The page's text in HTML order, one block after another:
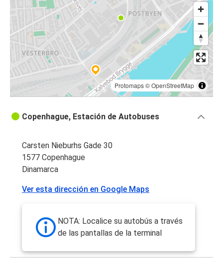
Protomaps©OpenStreetMap
Copenhague, Estación de Autobuses
Carsten Nieburhs Gade 30
1577 Copenhague
Dinamarca
Ver esta dirección en Google Maps
NOTA: Localice su autobús a través
de las pantallas de la terminal